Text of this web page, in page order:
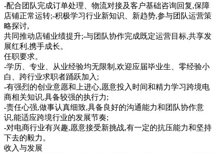
-配合团队完成订单处理、物流对接及客户基础咨询回复,保障
店铺正常运转;-积极学习行业新知识、新趋势,参与团队运营策
略探讨,
共同推动店铺业绩提升;-与团队协作完成既定运营目标,共享发
展红利,携手成长。
任职要求。
-学历、专业、从业经验均无限制,欢迎应届毕业生、零经验小
白、跨行业求职者踊跃加入;
-有强烈的创业意愿和上进心,愿意投入时间和精力学习跨境电
商相关知识,具备较强的执行力;
-责任心强,做事认真细致,具备良好的沟通能力和团队协作意
识,能适应跨境行业的发展节奏;
-对电商行业有兴趣,愿意接受新挑战,有一定的抗压能力和坚持
下去的毅力。
收入与发展